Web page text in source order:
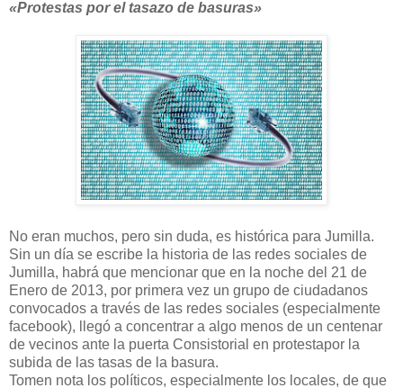
«Protestas por el tasazo de basuras»
No eran muchos, pero sin duda, es histórica para Jumilla.
Sin un día se escribe la historia de las redes sociales de
Jumilla, habrá que mencionar que en la noche del 21 de
Enero de 2013, por primera vez un grupo de ciudadanos
convocados a través de las redes sociales (especialmente
facebook), llegó a concentrar a algo menos de un centenar
de vecinos ante la puerta Consistorial en protestapor la
subida de las tasas de la basura.
Tomen nota los políticos, especialmente los locales, de que